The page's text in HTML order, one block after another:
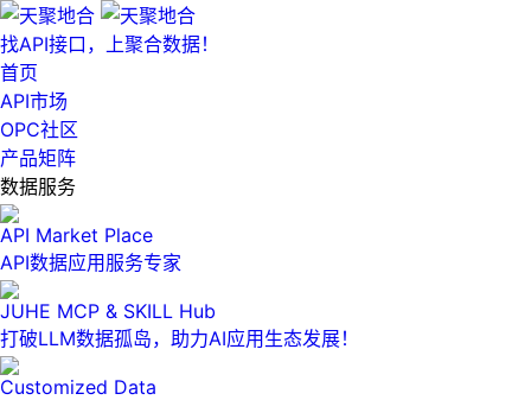
找API接口，上聚合数据！
首页
API市场
OPC社区
产品矩阵
数据服务
API Market Place
API数据应用服务专家
JUHE MCP & SKILL Hub
打破LLM数据孤岛，助力AI应用生态发展！
Customized Data